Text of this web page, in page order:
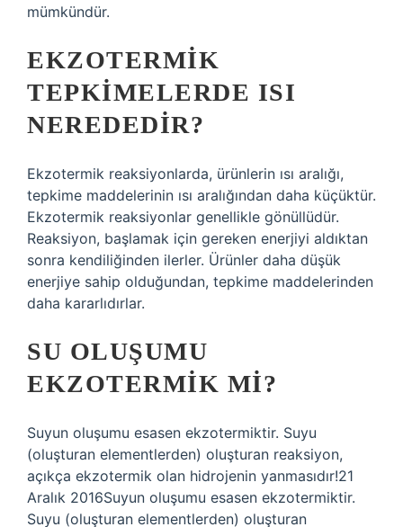
mümkündür.
EKZOTERMIK
TEPKIMELERDE ISI
NEREDEDIR?
Ekzotermik reaksiyonlarda, ürünlerin ısı aralığı,
tepkime maddelerinin ısı aralığından daha küçüktür.
Ekzotermik reaksiyonlar genellikle gönüllüdür.
Reaksiyon, başlamak için gereken enerjiyi aldıktan
sonra kendiliğinden ilerler. Ürünler daha düşük
enerjiye sahip olduğundan, tepkime maddelerinden
daha kararlıdırlar.
SU OLUŞUMU
EKZOTERMIK MI?
Suyun oluşumu esasen ekzotermiktir. Suyu
(oluşturan elementlerden) oluşturan reaksiyon,
açıkça ekzotermik olan hidrojenin yanmasıdır!21
Aralık 2016Suyun oluşumu esasen ekzotermiktir.
Suyu (oluşturan elementlerden) oluşturan